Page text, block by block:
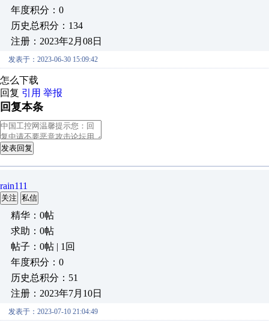
年度积分：0
历史总积分：134
注册：2023年2月08日
发表于：2023-06-30 15:09:42
怎么下载
回复 引用 举报
回复本条
发表回复
rain111
关注 私信
精华：0帖
求助：0帖
帖子：0帖 | 1回
年度积分：0
历史总积分：51
注册：2023年7月10日
发表于：2023-07-10 21:04:49